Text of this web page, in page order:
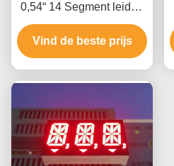
0,54“ 14 Segment leidde
gemeenschappelijke
anode van het Vertonings
de Dubbele Cijfer voor
Vind de beste prijs